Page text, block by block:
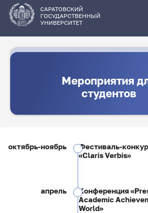
основному
содержанию
САРАТОВСКИЙ
ГОСУДАРСТВЕННЫЙ
УНИВЕРСИТЕТ
Мероприятия
студентов
октябрь-ноябрь
Фестиваль-
«Claris Verbis»
апрель
Конференция
Academic
World»